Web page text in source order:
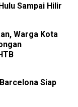
Sampai Hilir
Warga Kota
Siap